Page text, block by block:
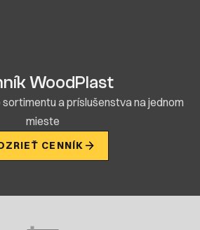
WoodPlast
a príslušenstva na jednom
mieste
CENNÍK